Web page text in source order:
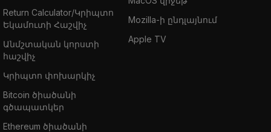
Return Calculator/Կրիպտո
Եկամուտի Հաշվիչ
Անմշտական կորստի
հաշվիչ
Կրիպտո փոխարկիչ
Bitcoin ծիածանի
գծապատկեր
Ethereum ծիածանի
Mozilla-ի ընդլայնում
Apple TV